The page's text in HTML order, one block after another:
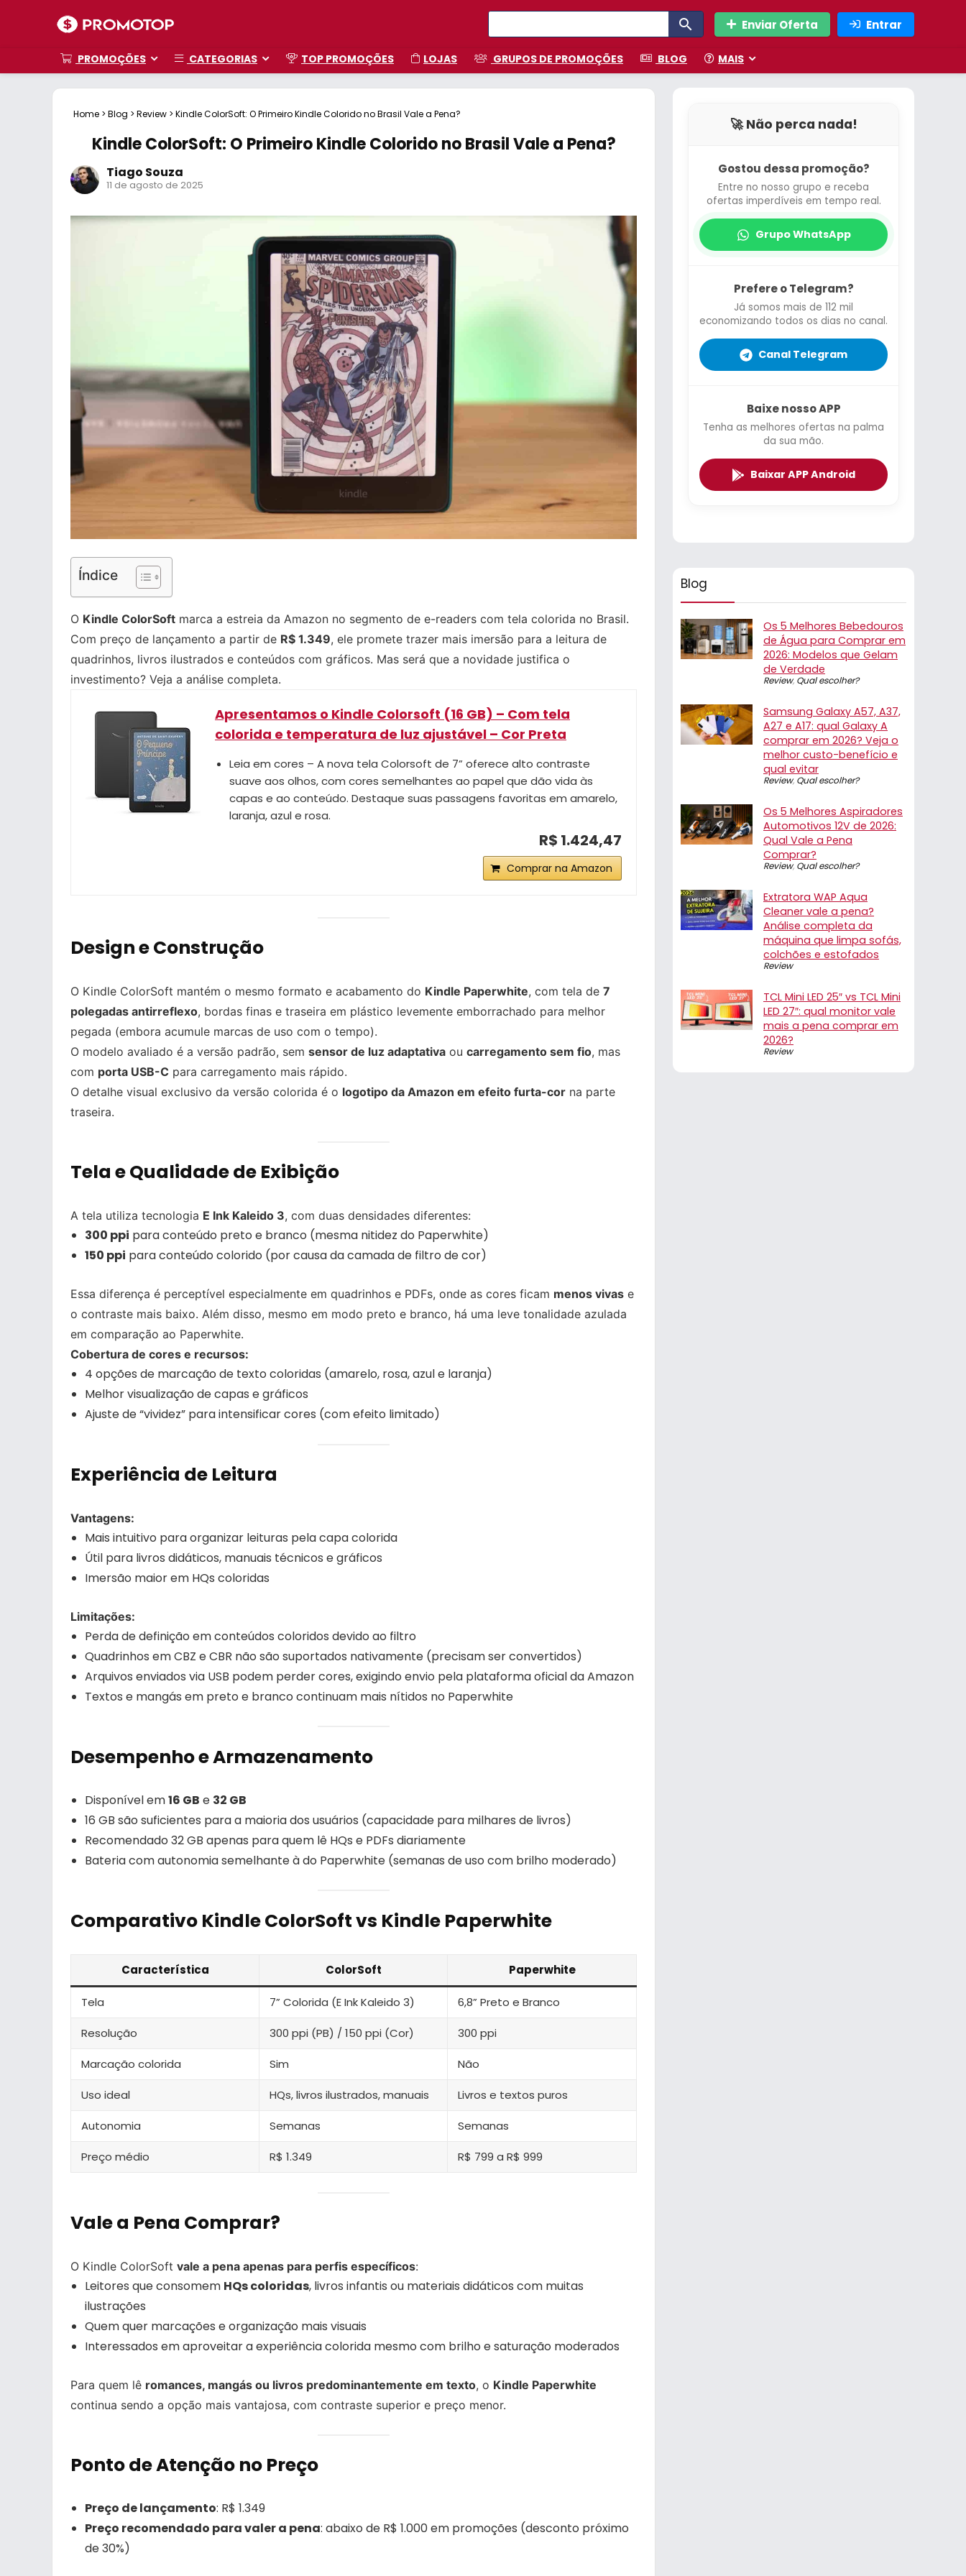
Enviar Oferta Entrar
PROMOÇÕES CATEGORIAS TOP PROMOÇÕES LOJAS GRUPOS DE PROMOÇÕES BLOG MAIS
Home > Blog > Review > Kindle ColorSoft: O Primeiro Kindle Colorido no Brasil Vale a Pena?
Kindle ColorSoft: O Primeiro Kindle Colorido no Brasil Vale a Pena?
Tiago Souza
11 de agosto de 2025
Índice
O Kindle ColorSoft marca a estreia da Amazon no segmento de e-readers com tela colorida no Brasil.
Com preço de lançamento a partir de R$ 1.349, ele promete trazer mais imersão para a leitura de
quadrinhos, livros ilustrados e conteúdos com gráficos. Mas será que a novidade justifica o
investimento? Veja a análise completa.
Apresentamos o Kindle Colorsoft (16 GB) – Com tela
colorida e temperatura de luz ajustável – Cor Preta
Leia em cores – A nova tela Colorsoft de 7” oferece alto contraste
suave aos olhos, com cores semelhantes ao papel que dão vida às
capas e ao conteúdo. Destaque suas passagens favoritas em amarelo,
laranja, azul e rosa.
R$ 1.424,47
Comprar na Amazon
Design e Construção
O Kindle ColorSoft mantém o mesmo formato e acabamento do Kindle Paperwhite, com tela de 7
polegadas antirreflexo, bordas finas e traseira em plástico levemente emborrachado para melhor
pegada (embora acumule marcas de uso com o tempo).
O modelo avaliado é a versão padrão, sem sensor de luz adaptativa ou carregamento sem fio, mas
com porta USB-C para carregamento mais rápido.
O detalhe visual exclusivo da versão colorida é o logotipo da Amazon em efeito furta-cor na parte
traseira.
Tela e Qualidade de Exibição
A tela utiliza tecnologia E Ink Kaleido 3, com duas densidades diferentes:
300 ppi para conteúdo preto e branco (mesma nitidez do Paperwhite)
150 ppi para conteúdo colorido (por causa da camada de filtro de cor)
Essa diferença é perceptível especialmente em quadrinhos e PDFs, onde as cores ficam menos vivas e
o contraste mais baixo. Além disso, mesmo em modo preto e branco, há uma leve tonalidade azulada
em comparação ao Paperwhite.
Cobertura de cores e recursos:
4 opções de marcação de texto coloridas (amarelo, rosa, azul e laranja)
Melhor visualização de capas e gráficos
Ajuste de “vividez” para intensificar cores (com efeito limitado)
Experiência de Leitura
Vantagens:
Mais intuitivo para organizar leituras pela capa colorida
Útil para livros didáticos, manuais técnicos e gráficos
Imersão maior em HQs coloridas
Limitações:
Perda de definição em conteúdos coloridos devido ao filtro
Quadrinhos em CBZ e CBR não são suportados nativamente (precisam ser convertidos)
Arquivos enviados via USB podem perder cores, exigindo envio pela plataforma oficial da Amazon
Textos e mangás em preto e branco continuam mais nítidos no Paperwhite
Desempenho e Armazenamento
Disponível em16 GB e 32 GB
16 GB são suficientes para a maioria dos usuários (capacidade para milhares de livros)
Recomendado 32 GB apenas para quem lê HQs e PDFs diariamente
Bateria com autonomia semelhante à do Paperwhite (semanas de uso com brilho moderado)
Comparativo Kindle ColorSoft vs Kindle Paperwhite
Característica ColorSoft Paperwhite
Tela 7” Colorida (E Ink Kaleido 3) 6,8” Preto e Branco
Resolução 300 ppi (PB) / 150 ppi (Cor) 300 ppi
Marcação colorida Sim Não
Uso ideal HQs, livros ilustrados, manuais Livros e textos puros
Autonomia Semanas Semanas
Preço médio R$ 1.349 R$ 799 a R$ 999
Vale a Pena Comprar?
O Kindle ColorSoft vale a pena apenas para perfis específicos:
Leitores que consomem HQs coloridas, livros infantis ou materiais didáticos com muitas
ilustrações
Quem quer marcações e organização mais visuais
Interessados em aproveitar a experiência colorida mesmo com brilho e saturação moderados
Para quem lê romances, mangás ou livros predominantemente em texto, o Kindle Paperwhite
continua sendo a opção mais vantajosa, com contraste superior e preço menor.
Ponto de Atenção no Preço
Preço de lançamento: R$ 1.349
Preço recomendado para valer a pena: abaixo de R$ 1.000 em promoções (desconto próximo
de 30%)
🚀 Não perca nada!
Gostou dessa promoção?
Entre no nosso grupo e receba
ofertas imperdíveis em tempo real.
Grupo WhatsApp
Prefere o Telegram?
Já somos mais de 112 mil
economizando todos os dias no canal.
Canal Telegram
Baixe nosso APP
Tenha as melhores ofertas na palma
da sua mão.
Baixar APP Android
Blog
Os 5 Melhores Bebedouros
de Água para Comprar em
2026: Modelos que Gelam
de Verdade
Review, Qual escolher?
Samsung Galaxy A57, A37,
A27 e A17: qual Galaxy A
comprar em 2026? Veja o
melhor custo-benefício e
qual evitar
Review, Qual escolher?
Os 5 Melhores Aspiradores
Automotivos 12V de 2026:
Qual Vale a Pena
Comprar?
Review, Qual escolher?
Extratora WAP Aqua
Cleaner vale a pena?
Análise completa da
máquina que limpa sofás,
colchões e estofados
Review
TCL Mini LED 25″ vs TCL Mini
LED 27″: qual monitor vale
mais a pena comprar em
2026?
Review